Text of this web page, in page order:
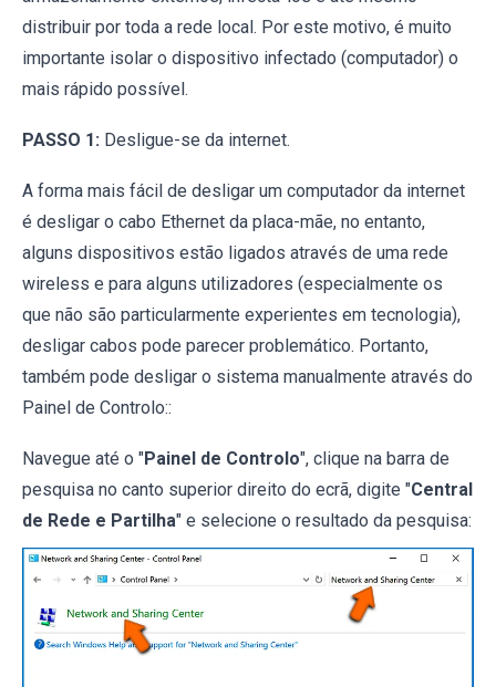
distribuir por toda a rede local. Por este motivo, é muito
importante isolar o dispositivo infectado (computador) o
mais rápido possível.
PASSO 1: Desligue-se da internet.
A forma mais fácil de desligar um computador da internet
é desligar o cabo Ethernet da placa-mãe, no entanto,
alguns dispositivos estão ligados através de uma rede
wireless e para alguns utilizadores (especialmente os
que não são particularmente experientes em tecnologia),
desligar cabos pode parecer problemático. Portanto,
também pode desligar o sistema manualmente através do
Painel de Controlo::
Navegue até o "Painel de Controlo", clique na barra de
pesquisa no canto superior direito do ecrã, digite "Central
de Rede e Partilha" e selecione o resultado da pesquisa: